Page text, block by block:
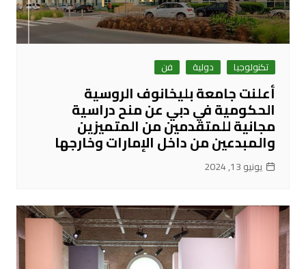
تكنولوجيا دولية فن
أعلنت جامعة بليخانوف الروسية
الحكومية في دبي عن منح دراسية
مجانية للمتقدمين من المتميزين
والمبدعين من داخل الإمارات وخارجها
يونيو 13, 2024